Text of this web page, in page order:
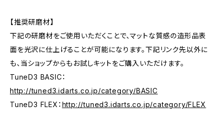
【推奨研磨材】
下記の研磨材をご使用いただくことで、マットな質感の造形品表
面を光沢に仕上げることが可能になります。下記リンク先以外に
も、当ショップからもお試しキットをご購入いただけます。
TuneD3 BASIC：
http://tuned3.idarts.co.jp/category/BASIC
TuneD3 FLEX： http://tuned3.idarts.co.jp/category/FLEX